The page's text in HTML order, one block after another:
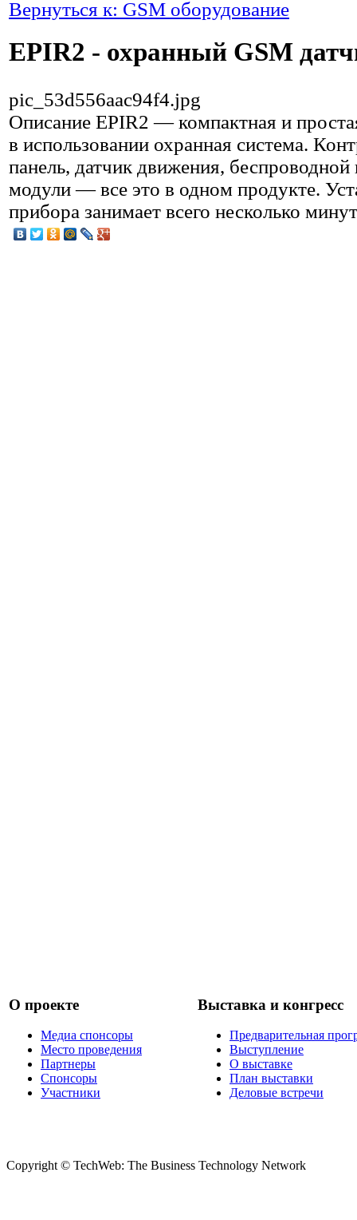
Вернуться к: GSM оборудование
EPIR2 - охранный GSM
pic_53d556aac94f4.jpg
Описание EPIR2 — компактная и
в использовании охранная система.
панель, датчик движения,
модули — все это в одном продукте.
прибора занимает всего несколько
О проекте
Медиа спонсоры
Место проведения
Партнеры
Спонсоры
Участники
Выставка и конгресс
Предварительная
Выступление
О выставке
План выставки
Деловые встречи
Copyright © TechWeb: The Business Technology Network